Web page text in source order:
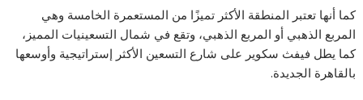
كما أنها تعتبر المنطقة الأكثر تميزًا من المستعمرة الخامسة وهي
المربع الذهبي أو المربع الذهبي، وتقع في شمال التسعينيات المميز،
كما يطل فيفث سكوير على شارع التسعين الأكثر إستراتيجية وأوسعها
بالقاهرة الجديدة.